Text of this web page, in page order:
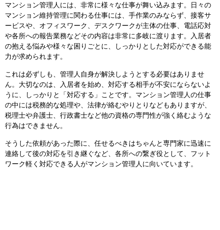
マンション管理人には、非常に様々な仕事が舞い込みます。日々の
マンション維持管理に関わる仕事には、手作業のみならず、接客サ
ービスや、オフィスワーク、デスクワークが主体の仕事、電話応対
や各所への報告業務などその内容は非常に多岐に渡ります。入居者
の抱える悩みや様々な困りごとに、しっかりとした対応ができる能
力が求められます。
これは必ずしも、管理人自身が解決しようとする必要はありませ
ん。大切なのは、入居者を始め、対応する相手が不安にならないよ
うに、しっかりと「対応する」ことです。マンション管理人の仕事
の中には税務的な処理や、法律が絡むやりとりなどもありますが、
税理士や弁護士、行政書士など他の資格の専門性が強く絡むような
行為はできません。
そうした依頼があった際に、任せるべきはちゃんと専門家に迅速に
連絡して後の対応を引き継ぐなど、各所への繋ぎ役として、フット
ワーク軽く対応できる人がマンション管理人に向いています。